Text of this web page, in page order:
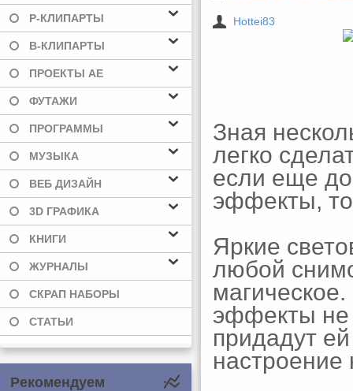
Р-КЛИПАРТЫ
В-КЛИПАРТЫ
ПРОЕКТЫ AE
ФУТАЖИ
ПРОГРАММЫ
МУЗЫКА
ВЕБ ДИЗАЙН
3D ГРАФИКА
КНИГИ
ЖУРНАЛЫ
СКРАП НАБОРЫ
СТАТЬИ
Рекомендуем
Hottei83
Зная
легко
если еще
эффекты,
Яркие
любой
эффекты не
придадут
настроение